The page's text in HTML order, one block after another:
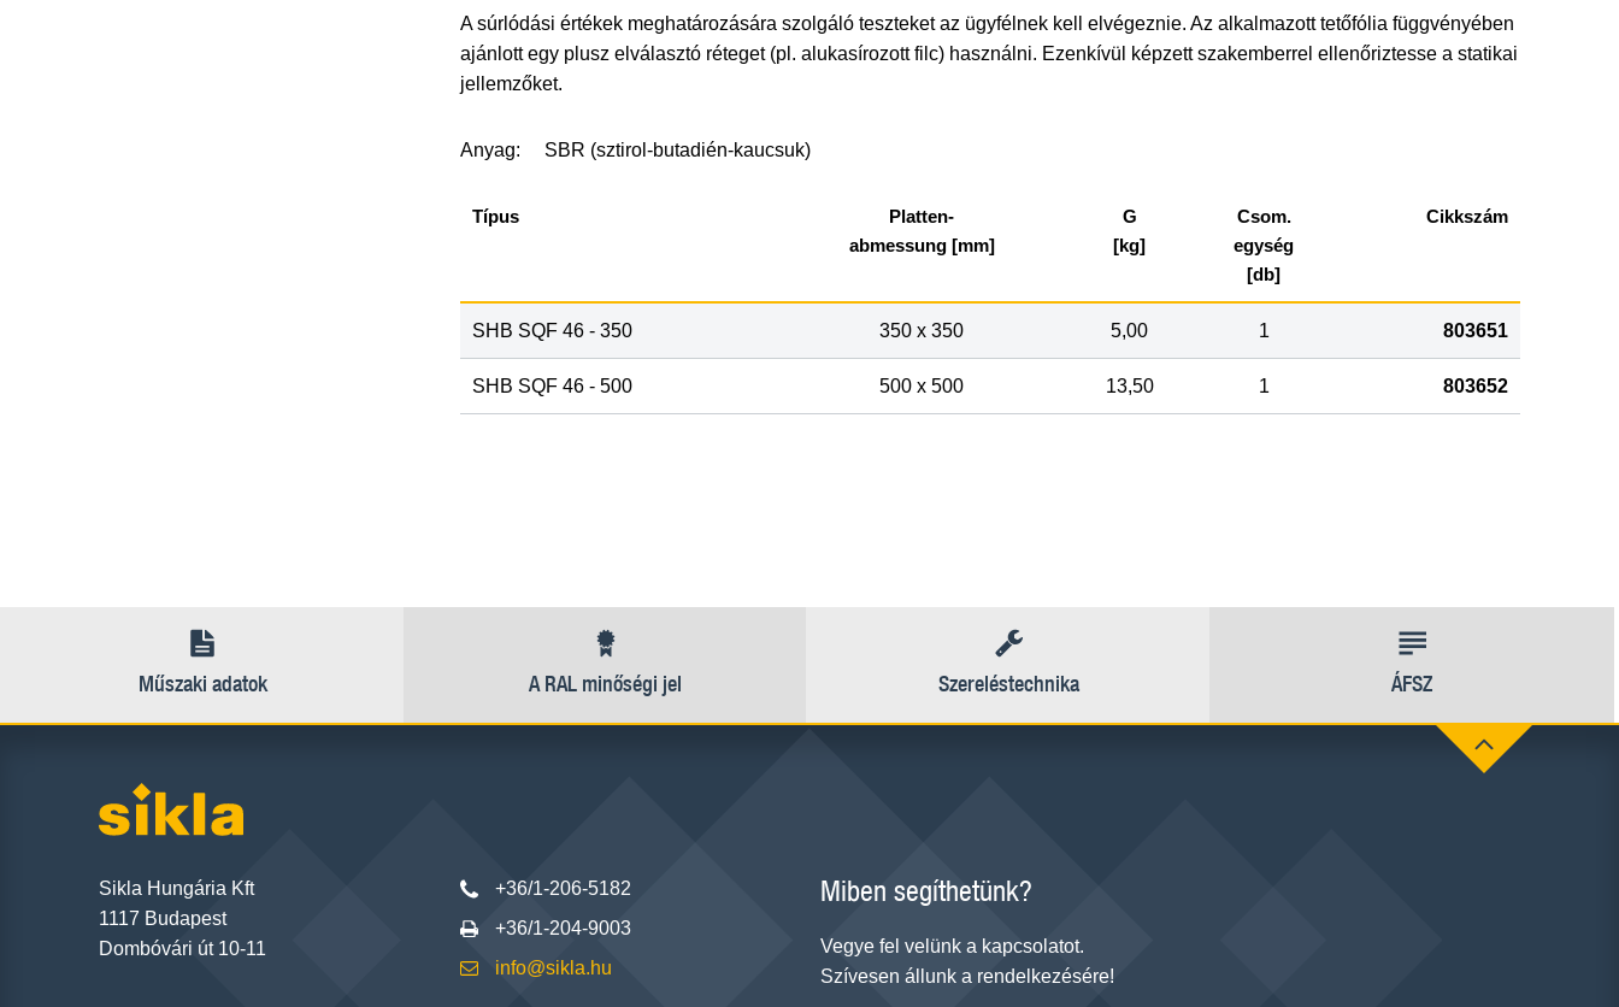
A súrlódási értékek meghatározására szolgáló teszteket az ügyfélnek kell elvégeznie. Az alkalmazott tetőfólia függvényében
ajánlott egy plusz elválasztó réteget (pl. alukasírozott filc) használni. Ezenkívül képzett szakemberrel ellenőriztesse a statikai
jellemzőket.
Anyag: SBR (sztirol-butadién-kaucsuk)
Típus
Platten-
abmessung [mm]
G
[kg]
Csom.
egység
[db]
Cikkszám
SHB SQF 46 - 350 350 x 350 5,00 1 803651
SHB SQF 46 - 500 500 x 500 13,50 1 803652
Műszaki adatok A RAL minőségi jel Szereléstechnika ÁFSZ
Sikla Hungária Kft
1117 Budapest
Dombóvári út 10-11
+36/1-206-5182
+36/1-204-9003
info@sikla.hu
Miben segíthetünk?
Vegye fel velünk a kapcsolatot.
Szívesen állunk a rendelkezésére!